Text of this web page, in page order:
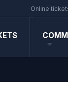
Online